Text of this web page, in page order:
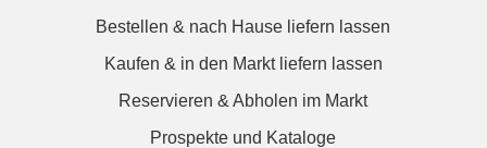
Bestellen & nach Hause liefern lassen
Kaufen & in den Markt liefern lassen
Reservieren & Abholen im Markt
Prospekte und Kataloge